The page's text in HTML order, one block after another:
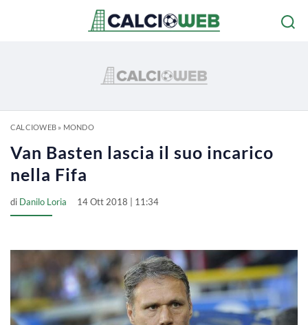
CALCIOWEB» MONDO
Van Basten lascia il suo incarico
nella Fifa
di Danilo Loria 14 Ott 2018 | 11:34